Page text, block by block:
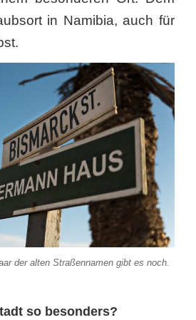
in Namibia, auch für
der alten Straßennamen gibt es noch.
so besonders?